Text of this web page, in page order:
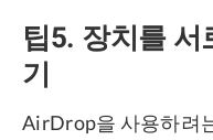
팁5. 장치를 서
기
AirDrop을 사용하려